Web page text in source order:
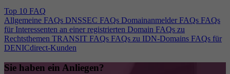
Top 10 FAQ
Allgemeine FAQs DNSSEC FAQs Domainanmelder FAQs FAQs
für Interessenten an einer registrierten Domain FAQs zu
Rechtsthemen TRANSIT FAQs FAQs zu IDN-Domains FAQs für
DENICdirect-Kunden
Sie haben ein Anliegen?